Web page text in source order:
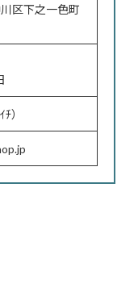
区下之一色町
）